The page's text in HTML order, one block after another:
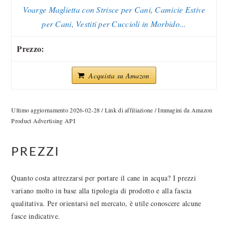
Voarge Maglietta con Strisce per Cani, Camicie Estive
per Cani, Vestiti per Cuccioli in Morbido...
Acquista su Amazon
Ultimo aggiornamento 2026-02-28 / Link di affiliazione / Immagini da Amazon
Product Advertising API
PREZZI
Quanto costa attrezzarsi per portare il cane in acqua? I prezzi
variano molto in base alla tipologia di prodotto e alla fascia
qualitativa. Per orientarsi nel mercato, è utile conoscere alcune
fasce indicative.